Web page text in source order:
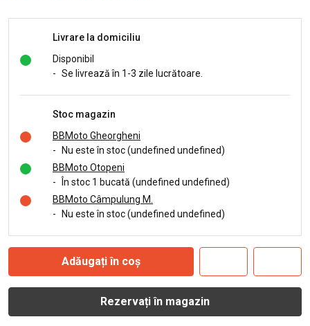
Livrare la domiciliu
Disponibil
- Se livrează în 1-3 zile lucrătoare.
Stoc magazin
BBMoto Gheorgheni
-
Nu este în stoc (undefined undefined)
BBMoto Otopeni
-
În stoc 1 bucată (undefined undefined)
BBMoto Câmpulung M.
-
Nu este în stoc (undefined undefined)
Adăugați în coș
Rezervați în magazin